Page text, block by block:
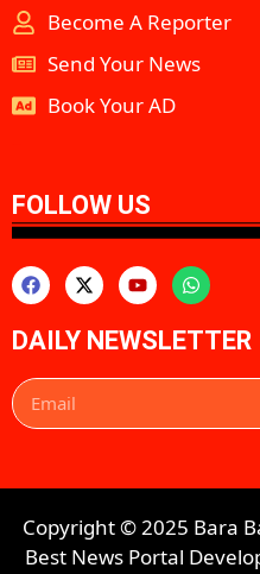
Become A Reporter
Send Your News
Book Your AD
FOLLOW US
DAILY NEWSLETTER
Copyright © 2025 Bara
Best News Portal